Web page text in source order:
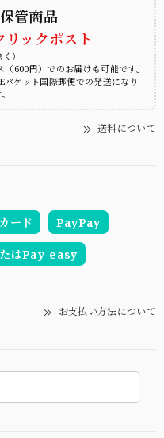
管商品
ックポスト
）
600円）でのお届けも可能です。
ケット国際郵便での発送になり
送料について
ード PayPay
たはPay-easy
お支払い方法について